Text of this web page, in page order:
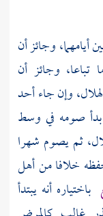
أيامهما، وجائز أن
وجائز أن
وإن جاء أحد
صومه في وسط
ثم يصوم شهرا
خلافا من أهل
باختياره أنه يبتدأ